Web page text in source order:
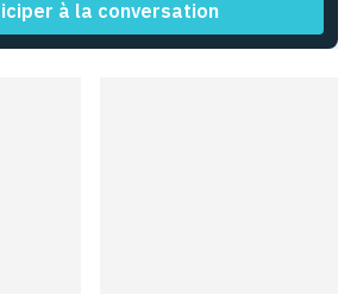
à la conversation